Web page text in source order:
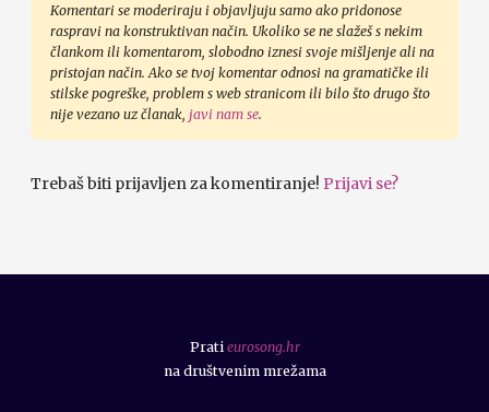
Komentari se moderiraju i objavljuju samo ako pridonose
raspravi na konstruktivan način. Ukoliko se ne slažeš s nekim
člankom ili komentarom, slobodno iznesi svoje mišljenje ali na
pristojan način. Ako se tvoj komentar odnosi na gramatičke ili
stilske pogreške, problem s web stranicom ili bilo što drugo što
nije vezano uz članak, javi nam se.
Trebaš biti prijavljen za komentiranje! Prijavi se?
Prati eurosong.hr
na društvenim mrežama